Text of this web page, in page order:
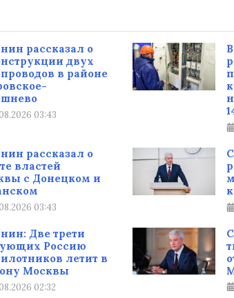
рассказал о
двух
в районе
03:43
рассказал о
властей
с Донецком и
03:43
Две трети
Россию
летит в
Москвы
02:32